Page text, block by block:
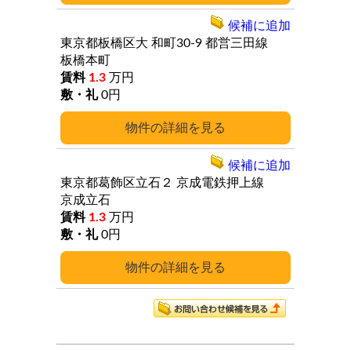
詳細
東京都板橋区大 和町30-9 都営三田線
板橋本町
1.3 万円
0円
候補に追加
詳細
東京都葛飾区立石２ 京成電鉄押上線
京成立石
1.3 万円
0円
候補に追加